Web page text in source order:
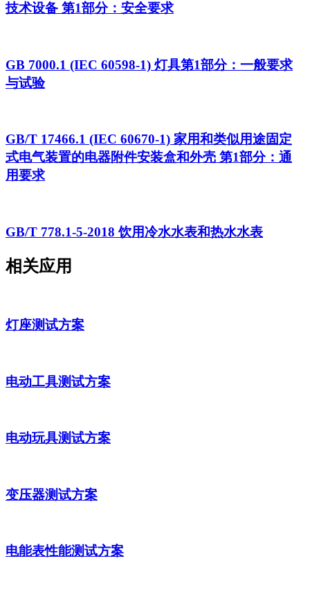
技术设备 第1部分：安全要求
GB 7000.1 (IEC 60598-1) 灯具第1部分：一般要求
与试验
GB/T 17466.1 (IEC 60670-1) 家用和类似用途固定
式电气装置的电器附件安装盒和外壳 第1部分：通
用要求
GB/T 778.1-5-2018 饮用冷水水表和热水水表
相关应用
灯座测试方案
电动工具测试方案
电动玩具测试方案
变压器测试方案
电能表性能测试方案